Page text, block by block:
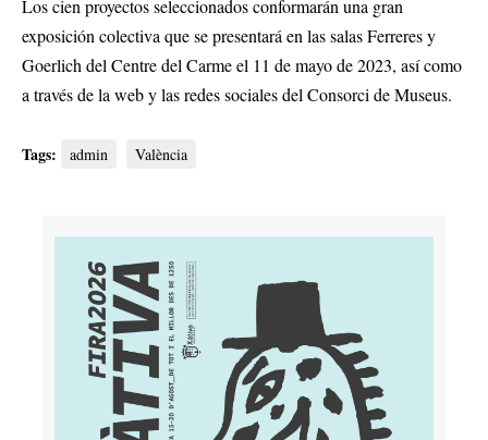
Los cien proyectos seleccionados conformarán una gran
exposición colectiva que se presentará en las salas Ferreres y
Goerlich del Centre del Carme el 11 de mayo de 2023, así como
a través de la web y las redes sociales del Consorci de Museus.
Tags: admin València